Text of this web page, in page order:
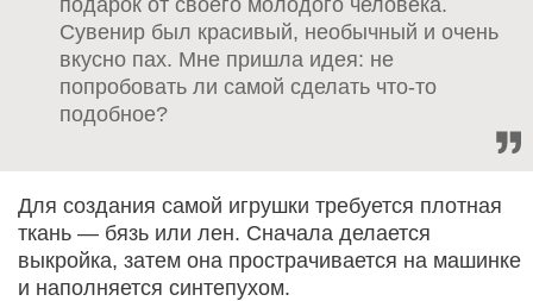
Сувенир был красивый, необычный и очень
вкусно пах. Мне пришла идея: не
попробовать ли самой сделать что-то
подобное?
Для создания самой игрушки требуется плотная
ткань — бязь или лен. Сначала делается
выкройка, затем она прострачивается на машинке
и наполняется синтепухом.